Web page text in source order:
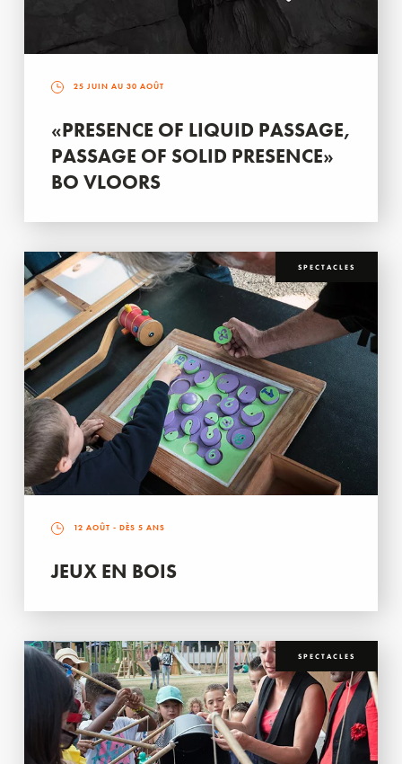
25 JUIN AU 30 AOÛT
«PRESENCE OF LIQUID PASSAGE,
PASSAGE OF SOLID PRESENCE»
BO VLOORS
SPECTACLES
12 AOÛT - DÈS 5 ANS
JEUX EN BOIS
SPECTACLES